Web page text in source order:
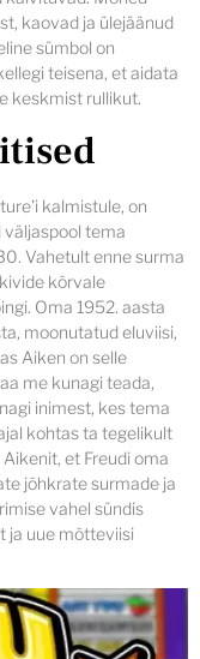
kaovad ja ülejäänud
sümbol on
teisena, et aidata
keskmist rullikut.
kalmistule, on
tema
Vahetult enne surma
kõrvale
Oma 1952. aasta
moonutatud eluviisi,
Aiken on selle
me kunagi teada,
inimest, kes tema
kohtas ta tegelikult
et Freudi oma
jõhkrate surmade ja
vahel sündis
ja uue mõtteviisi